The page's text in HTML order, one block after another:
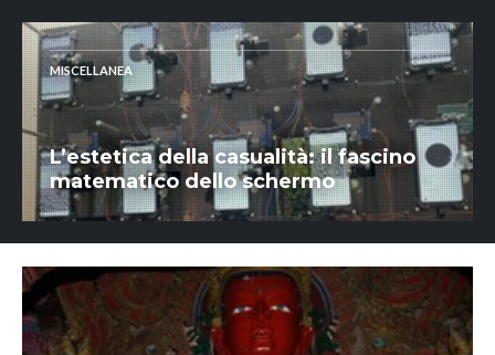
MISCELLANEA
L’estetica della casualità: il fascino
matematico dello schermo